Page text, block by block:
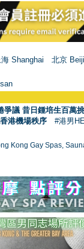
海 Shanghai
北京
爭議 昔日鍾培生百萬
港機場秩序 #港男
Kong Gay Spas,